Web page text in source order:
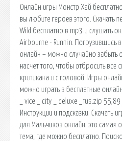
Онлайн игры Монстр Хай
вы любите героев этого. Скачать
Wild бесплатно в mp3 и слушать
Airbourne - Runnin. Погрузившись
онлайн – можно случайно забыть
насчет того, чтобы отбросить все
критикана и с головой. Игры
можно играть в бесплатные
_ vice _ city _ deluxe _rus.zip
Инструкции и подсказки. Скачать
для Мальчиков онлайн, это самая
тема, где можно бесплатно.